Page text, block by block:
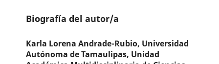
Biografía del autor/a
Karla Lorena Andrade-Rubio, Universidad
Autónoma de Tamaulipas, Unidad